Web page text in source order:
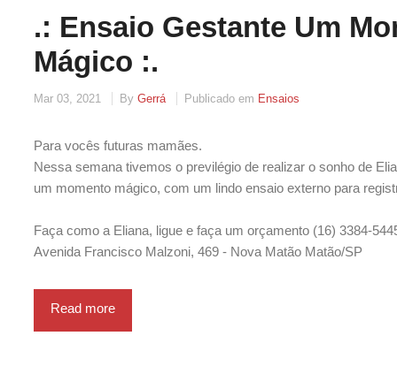
.: Ensaio Gestante Um
Mágico :.
Mar 03, 2021 By Gerrá Publicado em Ensaios
Para vocês futuras mamães.
Nessa semana tivemos o previlégio de realizar o sonho de
um momento mágico, com um lindo ensaio externo para
Faça como a Eliana, ligue e faça um orçamento (16) 3384-
Avenida Francisco Malzoni, 469 - Nova Matão Matão/SP
Read more